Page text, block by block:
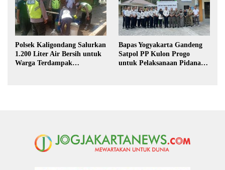
Polsek Kaligondang Salurkan
1.200 Liter Air Bersih untuk
Warga Terdampak
Bapas Yogyakarta Gandeng
Satpol PP Kulon Progo
untuk Pelaksanaan Pidana